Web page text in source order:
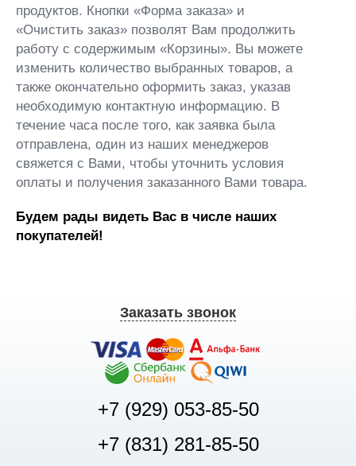
продуктов. Кнопки «Форма заказа» и
«Очистить заказ» позволят Вам продолжить
работу с содержимым «Корзины». Вы можете
изменить количество выбранных товаров, а
также окончательно оформить заказ, указав
необходимую контактную информацию. В
течение часа после того, как заявка была
отправлена, один из наших менеджеров
свяжется с Вами, чтобы уточнить условия
оплаты и получения заказанного Вами товара.
Будем рады видеть Вас в числе наших
покупателей!
Заказать звонок
+7 (929) 053-85-50
+7 (831) 281-85-50